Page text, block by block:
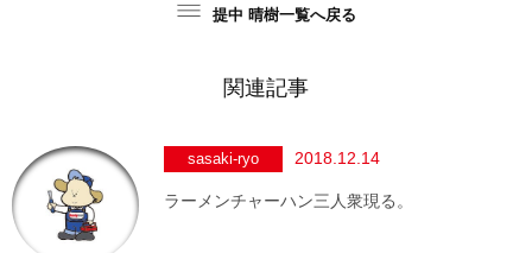
提中 晴樹一覧へ戻る
関連記事
sasaki-ryo 2018.12.14
ラーメンチャーハン三人衆現る。